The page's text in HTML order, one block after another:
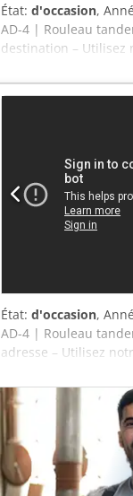
État: d'occasion,
AD-4 | Rouleau
destination – Utilisez
maintenant pour 8
abordables (sous
42 approuvés ✅, 2
Le compteur a été
à signaler.
photos
rechercher des
distinguent : ✔
Garantie de
options
opérateurs
État: d'occasion,
AD-4 | Rouleau
adresse – Utilisez
maintenant pour 8
réduits (sous réserve
approuvés ✅, 2
Bonne machine,
rapport d’inspection
Equippo » est
Pourquoi cette